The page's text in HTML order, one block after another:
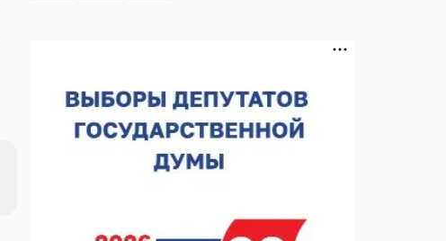
06.08.2026 15:26
Видели ночь, бежали всю ночь... На
Нижневолжской набережной прошел необычный